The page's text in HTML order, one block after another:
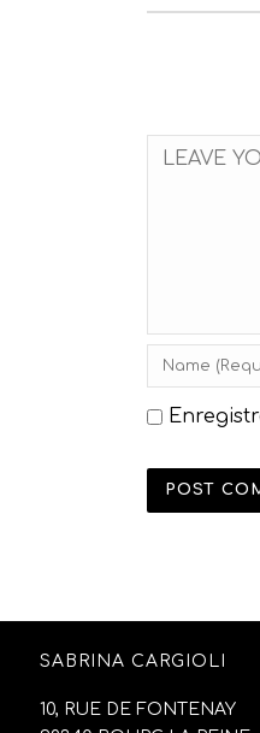
SABRINA CARGIOLI
10, RUE DE FONTENAY